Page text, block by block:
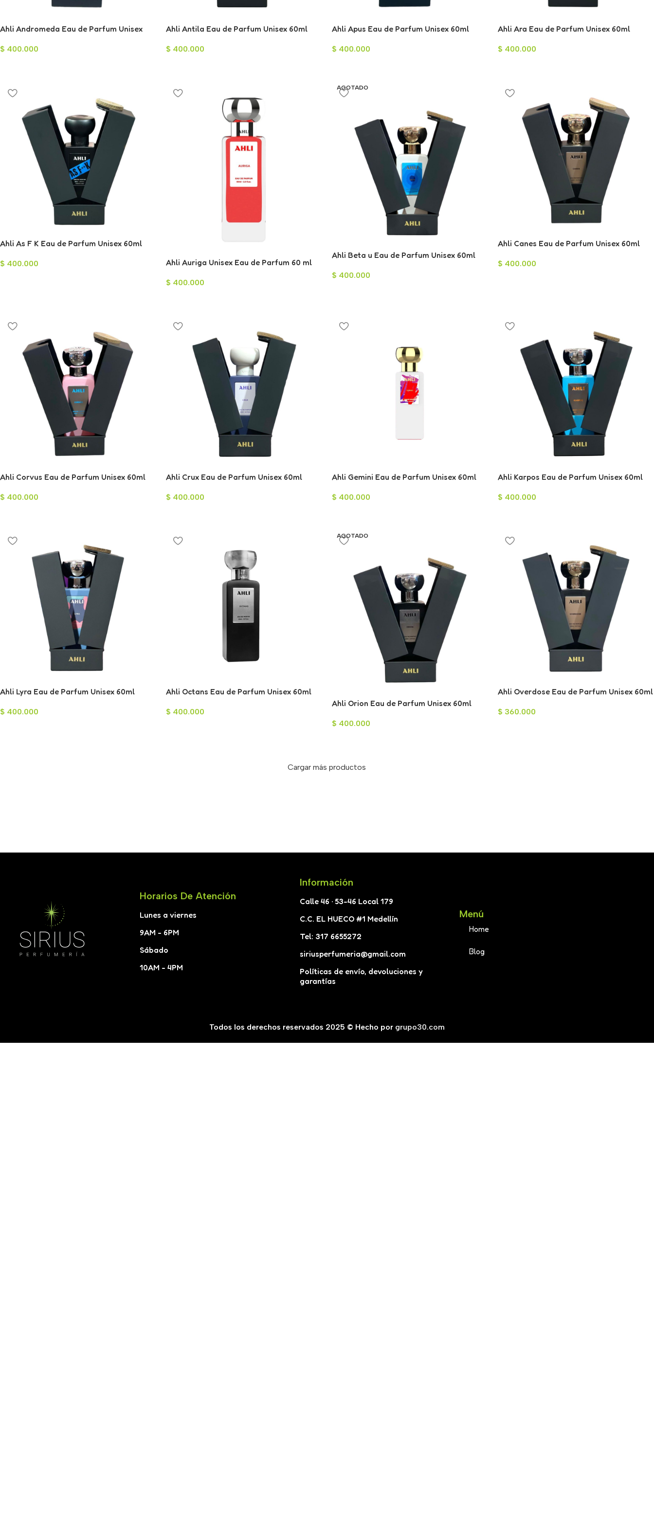
Ahli Andromeda Eau de Parfum Unisex
$ 400.000
Ahli Antila Eau de Parfum Unisex 60ml
$ 400.000
Ahli Apus Eau de Parfum Unisex 60ml
$ 400.000
Ahli Ara Eau de Parfum Unisex 60ml
$ 400.000
Ahli As F K Eau de Parfum Unisex 60ml
$ 400.000 Ahli Auriga Unisex Eau de Parfum 60 ml
$ 400.000
AGOTADO
Ahli Beta u Eau de Parfum Unisex 60ml
$ 400.000
Ahli Canes Eau de Parfum Unisex 60ml
$ 400.000
Ahli Corvus Eau de Parfum Unisex 60ml
$ 400.000
Ahli Crux Eau de Parfum Unisex 60ml
$ 400.000
Ahli Gemini Eau de Parfum Unisex 60ml
$ 400.000
Ahli Karpos Eau de Parfum Unisex 60ml
$ 400.000
Ahli Lyra Eau de Parfum Unisex 60ml
$ 400.000
Ahli Octans Eau de Parfum Unisex 60ml
$ 400.000
AGOTADO
Ahli Orion Eau de Parfum Unisex 60ml
$ 400.000
Ahli Overdose Eau de Parfum Unisex 60ml
$ 360.000
Cargar más productos
Horarios De Atención
Lunes a viernes
9AM - 6PM
Sábado
10AM - 4PM
Información
Calle 46 · 53-46 Local 179
C.C. EL HUECO #1 Medellín
Tel: 317 6655272
siriusperfumeria@gmail.com
Políticas de envío, devoluciones y
garantías
Menú
Home
Blog
Todos los derechos reservados 2025 © Hecho por grupo30.com